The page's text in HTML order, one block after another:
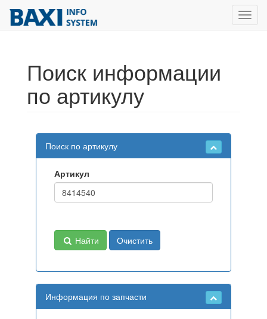
Поиск информации
по артикулу
Поиск по артикулу
Артикул
Найти Очистить
Информация по запчасти